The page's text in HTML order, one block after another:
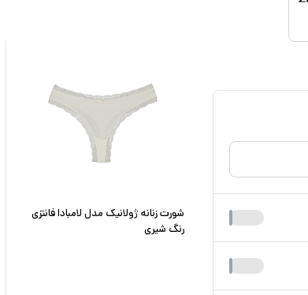
شورت زنانه ژولانیک مدل لامبادا فانتزی
رنگ شیری